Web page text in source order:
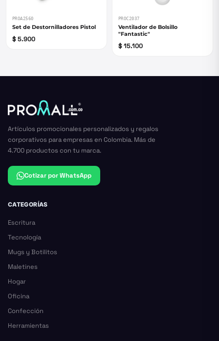
PROA2560
Set de Destornilladores Pistol
$ 5.900
PROC2037
Ventilador de Bolsillo
"Fantastic"
$ 15.100
Artículos promocionales personalizados y regalos
corporativos para empresas en Colombia. Más de
4.700 productos con tu marca.
Cotizar por WhatsApp
CATEGORÍAS
Escritura
Tecnología
Mugs y Botilitos
Maletines
Hogar
Oficina
Confección
Herramientas